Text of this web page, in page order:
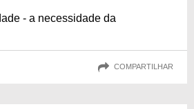
- a necessidade da
COMPARTILHAR